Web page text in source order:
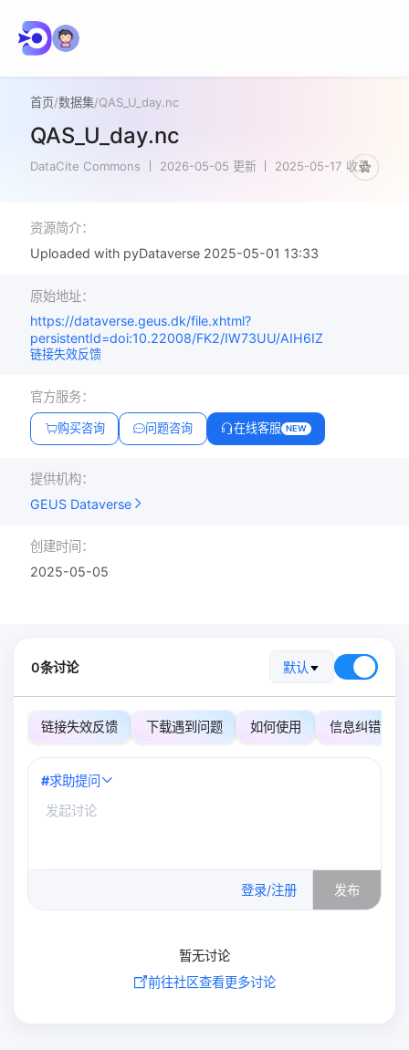
首页/数据集/QAS_U_day.nc
QAS_U_day.nc
DataCite Commons 2026-05-05 更新 2025-05-17 收录
资源简介：
Uploaded with pyDataverse 2025-05-01 13:33
原始地址：
https://dataverse.geus.dk/file.xhtml?
persistentId=doi:10.22008/FK2/IW73UU/AIH6IZ
链接失效反馈
官方服务：
购买咨询 问题咨询 在线客服 NEW
提供机构：
GEUS Dataverse
创建时间：
2025-05-05
0条讨论 默认
链接失效反馈 下载遇到问题 如何使用 信息纠错
#求助提问
登录/注册 发布
暂无讨论
前往社区查看更多讨论